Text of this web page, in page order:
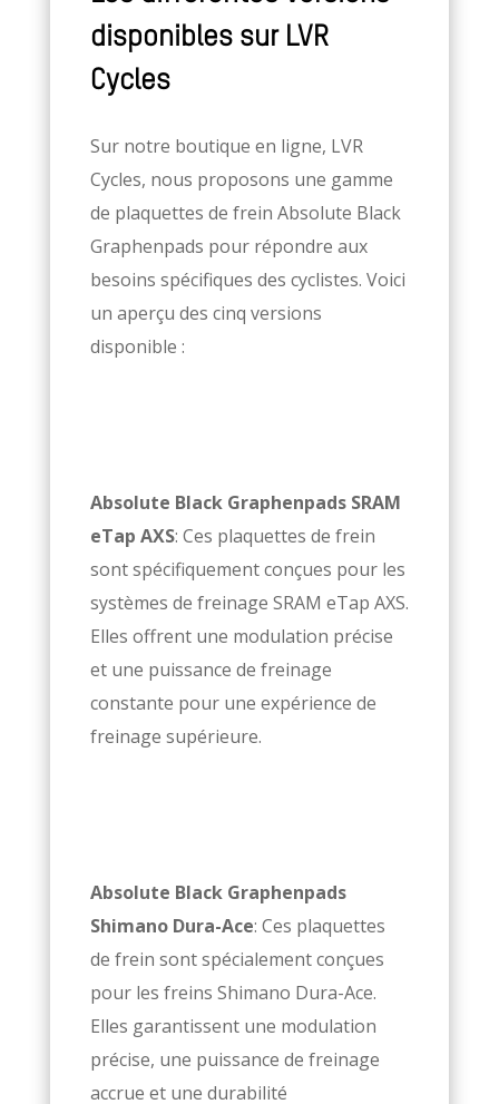
disponibles sur LVR
Cycles
Sur notre boutique en ligne, LVR
Cycles, nous proposons une gamme
de plaquettes de frein Absolute Black
Graphenpads pour répondre aux
besoins spécifiques des cyclistes. Voici
un aperçu des cinq versions
disponible :
Absolute Black Graphenpads SRAM
eTap AXS: Ces plaquettes de frein
sont spécifiquement conçues pour les
systèmes de freinage SRAM eTap AXS.
Elles offrent une modulation précise
et une puissance de freinage
constante pour une expérience de
freinage supérieure.
Absolute Black Graphenpads
Shimano Dura-Ace: Ces plaquettes
de frein sont spécialement conçues
pour les freins Shimano Dura-Ace.
Elles garantissent une modulation
précise, une puissance de freinage
accrue et une durabilité